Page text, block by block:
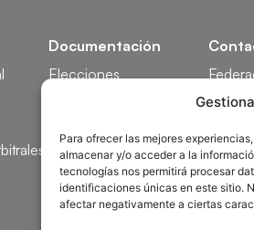
Para ofrecer las mejores
almacenar y/o acceder a la
tecnologías nos permitirá procesar
identificaciones únicas en este sitio.
afectar negativamente a ciertas
Documentación
Elecciones
Competición
Tecnificación
Docencia
Calle
983